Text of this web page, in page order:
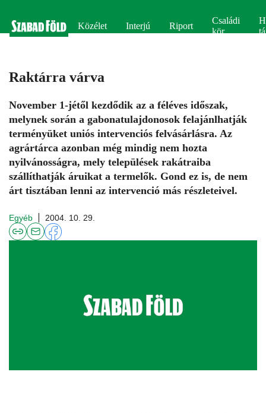
Közélet Interjú Riport
Családi
kör
Raktárra várva
November 1-jétől kezdődik az a féléves időszak,
melynek során a gabonatulajdonosok felajánlhatják
terményüket uniós intervenciós felvásárlásra. Az
agrártárca azonban még mindig nem hozta
nyilvánosságra, mely települések rakátraiba
szállíthatják áruikat a termelők. Gond ez is, de nem
árt tisztában lenni az intervenció más részleteivel.
Egyéb 2004. 10. 29.